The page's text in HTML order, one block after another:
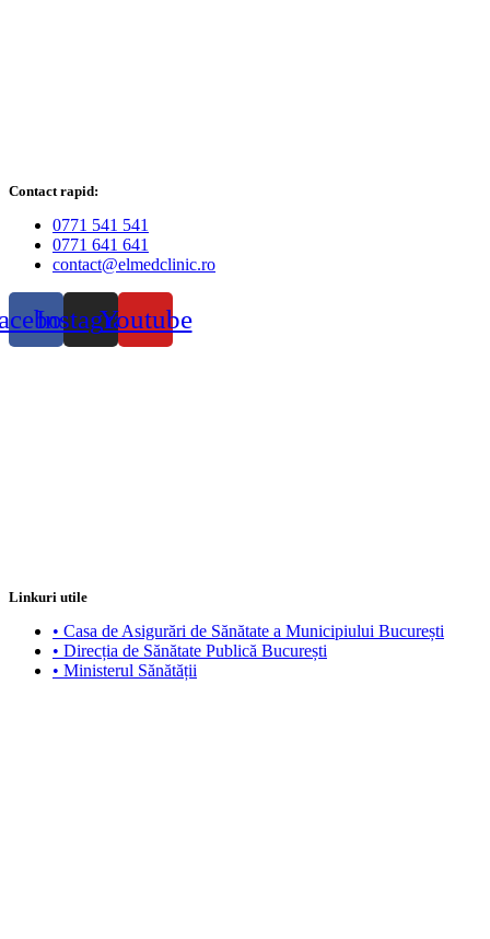
Contact rapid:
0771 541 541
0771 641 641
contact@elmedclinic.ro
InstagramYoutube
Linkuri utile
• Casa de Asigurări de Sănătate a Municipiului București
• Direcția de Sănătate Publică București
• Ministerul Sănătății